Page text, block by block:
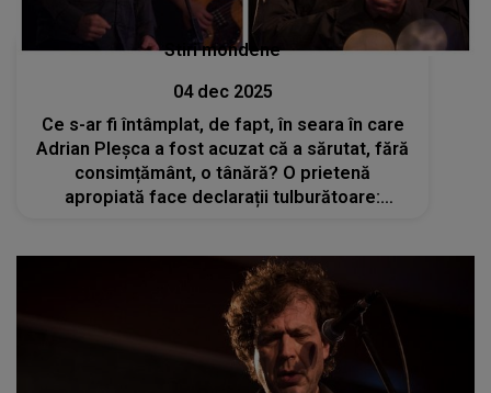
Stiri mondene
04 dec 2025
Ce s-ar fi întâmplat, de fapt, în seara în care
Adrian Pleșca a fost acuzat că a sărutat, fără
consimțământ, o tânără? O prietenă
apropiată face declarații tulburătoare: